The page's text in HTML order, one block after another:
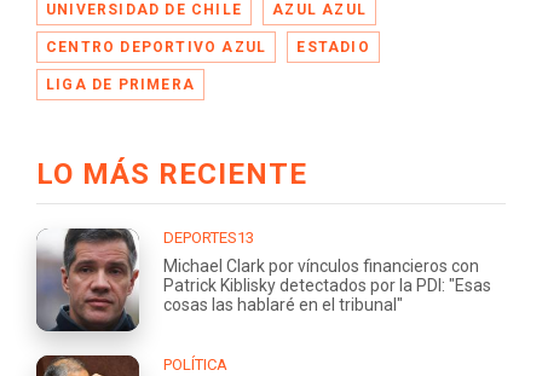
UNIVERSIDAD DE CHILE AZUL AZUL
CENTRO DEPORTIVO AZUL ESTADIO
LIGA DE PRIMERA
LO MÁS RECIENTE
DEPORTES13
Michael Clark por vínculos financieros con
Patrick Kiblisky detectados por la PDI: "Esas
cosas las hablaré en el tribunal"
POLÍTICA